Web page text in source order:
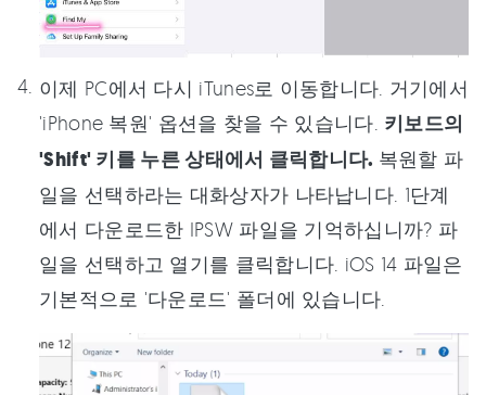
이제 PC에서 다시 iTunes로 이동합니다. 거기에서
'iPhone 복원' 옵션을 찾을 수 있습니다. 키보드의
'Shift' 키를 누른 상태에서 클릭합니다. 복원할 파
일을 선택하라는 대화상자가 나타납니다. 1단계
에서 다운로드한 IPSW 파일을 기억하십니까? 파
일을 선택하고 열기를 클릭합니다. iOS 14 파일은
기본적으로 '다운로드' 폴더에 있습니다.